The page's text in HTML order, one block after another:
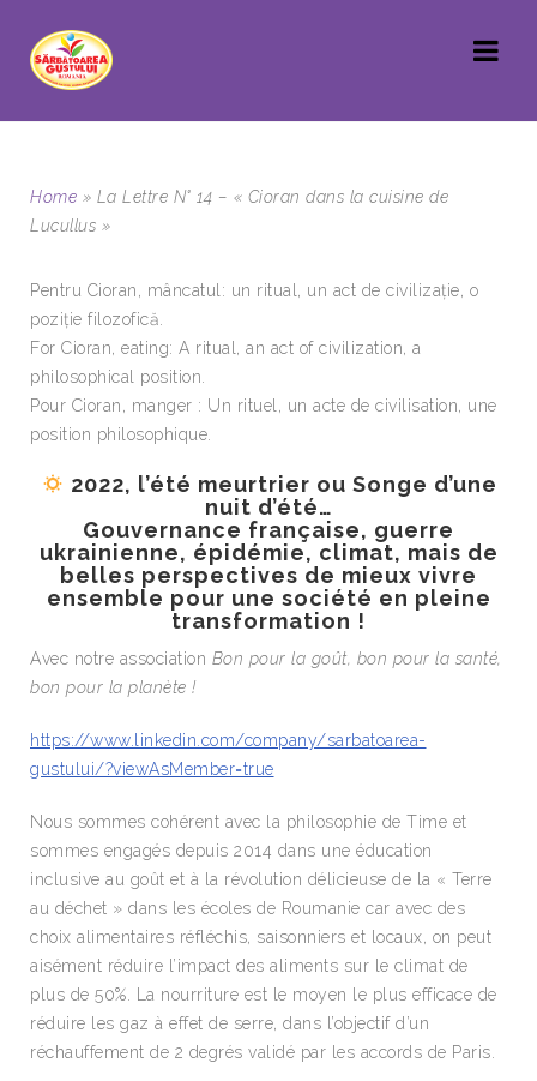
Home » La Lettre N° 14 – « Cioran dans la cuisine de
Lucullus »
Pentru Cioran, mâncatul: un ritual, un act de civilizație, o
poziție filozofică.
For Cioran, eating: A ritual, an act of civilization, a
philosophical position.
Pour Cioran, manger : Un rituel, un acte de civilisation, une
position philosophique.
2022, l’été meurtrier ou Songe d’une
nuit d’été…
Gouvernance française, guerre
ukrainienne, épidémie, climat, mais de
belles perspectives de mieux vivre
ensemble pour une société en pleine
transformation !
Avec notre association Bon pour la goût, bon pour la santé,
bon pour la planète !
https://www.linkedin.com/company/sarbatoarea-
gustului/?viewAsMember=true
Nous sommes cohérent avec la philosophie de Time et
sommes engagés depuis 2014 dans une éducation
inclusive au goût et à la révolution délicieuse de la « Terre
au déchet » dans les écoles de Roumanie car avec des
choix alimentaires réfléchis, saisonniers et locaux, on peut
aisément réduire l’impact des aliments sur le climat de
plus de 50%. La nourriture est le moyen le plus efficace de
réduire les gaz à effet de serre, dans l’objectif d’un
réchauffement de 2 degrés validé par les accords de Paris.